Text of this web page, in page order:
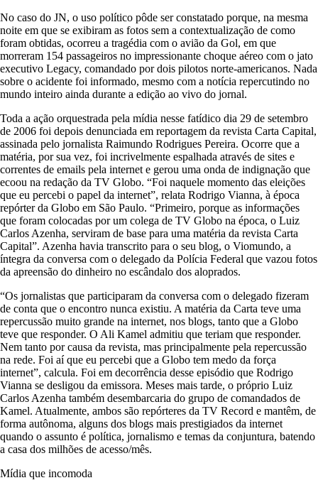
No caso do JN, o uso político pôde ser constatado porque, na mesma
noite em que se exibiram as fotos sem a contextualização de como
foram obtidas, ocorreu a tragédia com o avião da Gol, em que
morreram 154 passageiros no impressionante choque aéreo com o jato
executivo Legacy, comandado por dois pilotos norte-americanos. Nada
sobre o acidente foi informado, mesmo com a notícia repercutindo no
mundo inteiro ainda durante a edição ao vivo do jornal.
Toda a ação orquestrada pela mídia nesse fatídico dia 29 de setembro
de 2006 foi depois denunciada em reportagem da revista Carta Capital,
assinada pelo jornalista Raimundo Rodrigues Pereira. Ocorre que a
matéria, por sua vez, foi incrivelmente espalhada através de sites e
correntes de emails pela internet e gerou uma onda de indignação que
ecoou na redação da TV Globo. “Foi naquele momento das eleições
que eu percebi o papel da internet”, relata Rodrigo Vianna, à época
repórter da Globo em São Paulo. “Primeiro, porque as informações
que foram colocadas por um colega de TV Globo na época, o Luiz
Carlos Azenha, serviram de base para uma matéria da revista Carta
Capital”. Azenha havia transcrito para o seu blog, o Viomundo, a
íntegra da conversa com o delegado da Polícia Federal que vazou fotos
da apreensão do dinheiro no escândalo dos aloprados.
“Os jornalistas que participaram da conversa com o delegado fizeram
de conta que o encontro nunca existiu. A matéria da Carta teve uma
repercussão muito grande na internet, nos blogs, tanto que a Globo
teve que responder. O Ali Kamel admitiu que teriam que responder.
Nem tanto por causa da revista, mas principalmente pela repercussão
na rede. Foi aí que eu percebi que a Globo tem medo da força
internet”, calcula. Foi em decorrência desse episódio que Rodrigo
Vianna se desligou da emissora. Meses mais tarde, o próprio Luiz
Carlos Azenha também desembarcaria do grupo de comandados de
Kamel. Atualmente, ambos são repórteres da TV Record e mantêm, de
forma autônoma, alguns dos blogs mais prestigiados da internet
quando o assunto é política, jornalismo e temas da conjuntura, batendo
a casa dos milhões de acesso/mês.
Mídia que incomoda